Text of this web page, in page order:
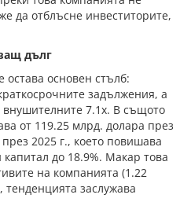
да отблъсне инвеститорите,
дълг
основен стълб:
задължения, а
внушителните 7.1x. В същото
от 119.25 млрд. долара през
2025 г., което повишава
до 18.9%. Макар това
на компанията (1.22
тенденцията заслужава